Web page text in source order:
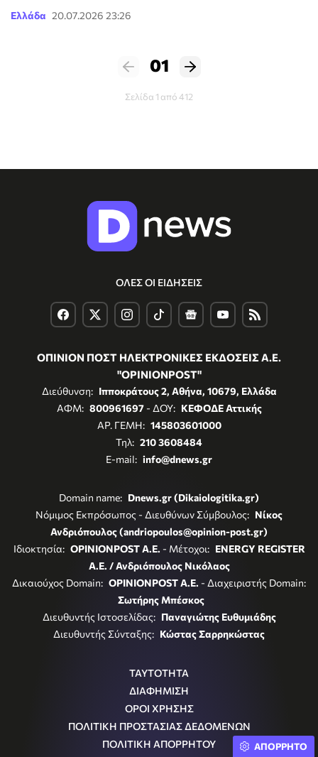
Ελλάδα 20.07.2026 23:26
01
Σελίδα 1 από 412
ΟΛΕΣ ΟΙ ΕΙΔΗΣΕΙΣ
ΟΠΙΝΙΟΝ ΠΟΣΤ ΗΛΕΚΤΡΟΝΙΚΕΣ ΕΚΔΟΣΕΙΣ Α.Ε.
"OPINIONPOST"
Διεύθυνση: Ιπποκράτους 2, Αθήνα, 10679, Ελλάδα
ΑΦΜ: 800961697- ΔΟΥ: ΚΕΦΟΔΕ Αττικής
ΑΡ. ΓΕΜΗ: 145803601000
Τηλ: 210 3608484
E-mail: info@dnews.gr
Domain name: Dnews.gr (Dikaiologitika.gr)
Νόμιμος Εκπρόσωπος - Διευθύνων Σύμβουλος: Νίκος
Ανδριόπουλος (andriopoulos@opinion-post.gr)
Ιδιοκτησία: OPINIONPOST A.E. - Μέτοχοι: ENERGY REGISTER
Α.Ε. / Ανδριόπουλος Νικόλαος
Δικαιούχος Domain: OPINIONPOST A.E. - Διαχειριστής Domain:
Σωτήρης Μπέσκος
Διευθυντής Ιστοσελίδας: Παναγιώτης Ευθυμιάδης
Διευθυντής Σύνταξης: Κώστας Σαρρηκώστας
ΤΑΥΤΟΤΗΤΑ
ΔΙΑΦΗΜΙΣΗ
ΟΡΟΙ ΧΡΗΣΗΣ
ΠΟΛΙΤΙΚΗ ΠΡΟΣΤΑΣΙΑΣ ΔΕΔΟΜΕΝΩΝ
ΠΟΛΙΤΙΚΗ ΑΠΟΡΡΗΤΟΥ
ΑΠΟΡΡΗΤΟ